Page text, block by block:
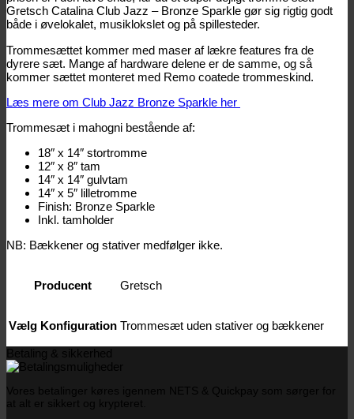
Gretsch Catalina Club Jazz – Bronze Sparkle gør sig rigtig godt
både i øvelokalet, musiklokslet og på spillesteder.
Trommesættet kommer med maser af lækre features fra de
dyrere sæt. Mange af hardware delene er de samme, og så
kommer sættet monteret med Remo coatede trommeskind.
Læs mere om Club Jazz Bronze Sparkle her
Trommesæt i mahogni bestående af:
18″ x 14″ stortromme
12″ x 8″ tam
14″ x 14″ gulvtam
14″ x 5″ lilletromme
Finish: Bronze Sparkle
Inkl. tamholder
NB: Bækkener og stativer medfølger ikke.
Producent Gretsch
Vælg Konfiguration Trommesæt uden stativer og bækkener
Betaling & sikkerhed
Vores betalinger køres igennem NETS & Quickpay som sørger for
at alt er sikkert og krypteret.